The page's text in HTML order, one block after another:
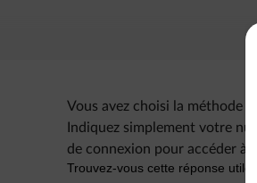
Vous avez choisi la méthode
Indiquez simplement votre
de connexion pour accéder à